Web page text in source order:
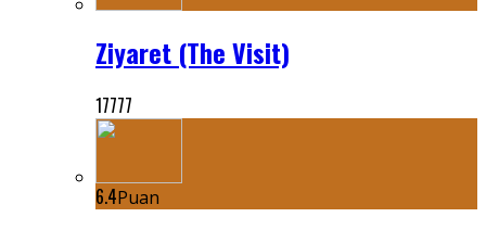
Ziyaret (The Visit)
17777
6.4Puan